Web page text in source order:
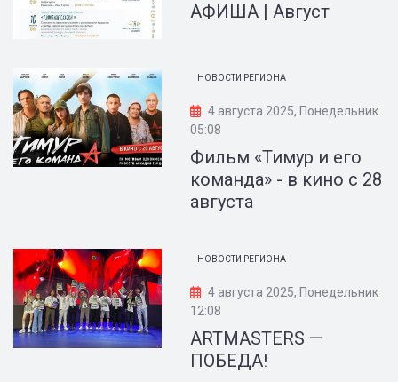
АФИША | Август
НОВОСТИ РЕГИОНА
4 августа 2025, Понедельник
05:08
Фильм «Тимур и его
команда» - в кино с 28
августа
НОВОСТИ РЕГИОНА
4 августа 2025, Понедельник
12:08
ARTMASTERS —
ПОБЕДА!